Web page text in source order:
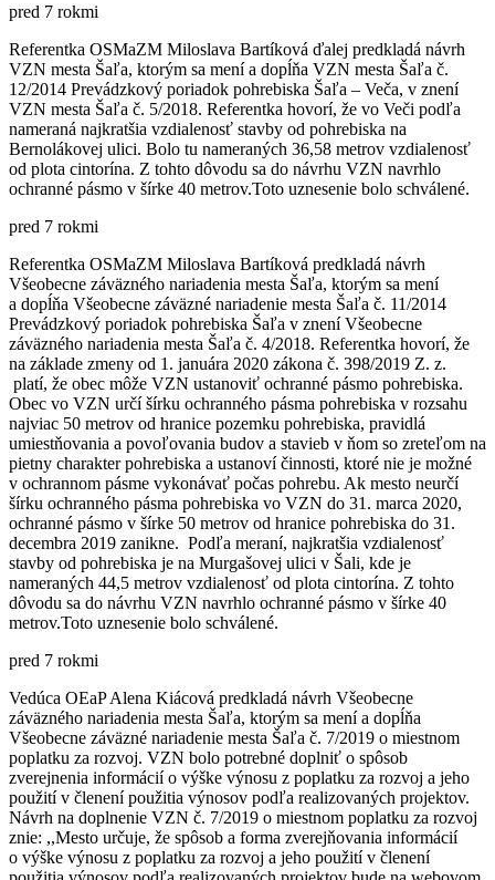
pred 7 rokmi
Referentka OSMaZM Miloslava Bartíková ďalej predkladá návrh
VZN mesta Šaľa, ktorým sa mení a dopĺňa VZN mesta Šaľa č.
12/2014 Prevádzkový poriadok pohrebiska Šaľa – Veča, v znení
VZN mesta Šaľa č. 5/2018. Referentka hovorí, že vo Veči podľa
nameraná najkratšia vzdialenosť stavby od pohrebiska na
Bernolákovej ulici. Bolo tu nameraných 36,58 metrov vzdialenosť
od plota cintorína. Z tohto dôvodu sa do návrhu VZN navrhlo
ochranné pásmo v šírke 40 metrov.Toto uznesenie bolo schválené.
pred 7 rokmi
Referentka OSMaZM Miloslava Bartíková predkladá návrh
Všeobecne záväzného nariadenia mesta Šaľa, ktorým sa mení
a dopĺňa Všeobecne záväzné nariadenie mesta Šaľa č. 11/2014
Prevádzkový poriadok pohrebiska Šaľa v znení Všeobecne
záväzného nariadenia mesta Šaľa č. 4/2018. Referentka hovorí, že
na základe zmeny od 1. januára 2020 zákona č. 398/2019 Z. z.
platí, že obec môže VZN ustanoviť ochranné pásmo pohrebiska.
Obec vo VZN určí šírku ochranného pásma pohrebiska v rozsahu
najviac 50 metrov od hranice pozemku pohrebiska, pravidlá
umiestňovania a povoľovania budov a stavieb v ňom so zreteľom na
pietny charakter pohrebiska a ustanoví činnosti, ktoré nie je možné
v ochrannom pásme vykonávať počas pohrebu. Ak mesto neurčí
šírku ochranného pásma pohrebiska vo VZN do 31. marca 2020,
ochranné pásmo v šírke 50 metrov od hranice pohrebiska do 31.
decembra 2019 zanikne. Podľa meraní, najkratšia vzdialenosť
stavby od pohrebiska je na Murgašovej ulici v Šali, kde je
nameraných 44,5 metrov vzdialenosť od plota cintorína. Z tohto
dôvodu sa do návrhu VZN navrhlo ochranné pásmo v šírke 40
metrov.Toto uznesenie bolo schválené.
pred 7 rokmi
Vedúca OEaP Alena Kiácová predkladá návrh Všeobecne
záväzného nariadenia mesta Šaľa, ktorým sa mení a dopĺňa
Všeobecne záväzné nariadenie mesta Šaľa č. 7/2019 o miestnom
poplatku za rozvoj. VZN bolo potrebné doplniť o spôsob
zverejnenia informácií o výške výnosu z poplatku za rozvoj a jeho
použití v členení použitia výnosov podľa realizovaných projektov.
Návrh na doplnenie VZN č. 7/2019 o miestnom poplatku za rozvoj
znie: ,,Mesto určuje, že spôsob a forma zverejňovania informácií
o výške výnosu z poplatku za rozvoj a jeho použití v členení